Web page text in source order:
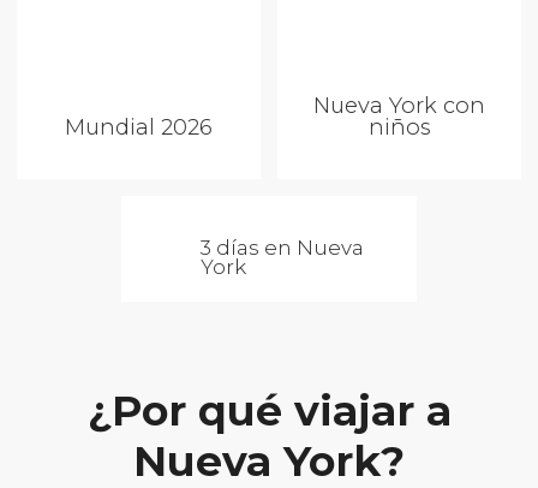
Mundial 2026
Nueva York con
niños
3 días en Nueva
York
¿Por qué viajar a
Nueva York?